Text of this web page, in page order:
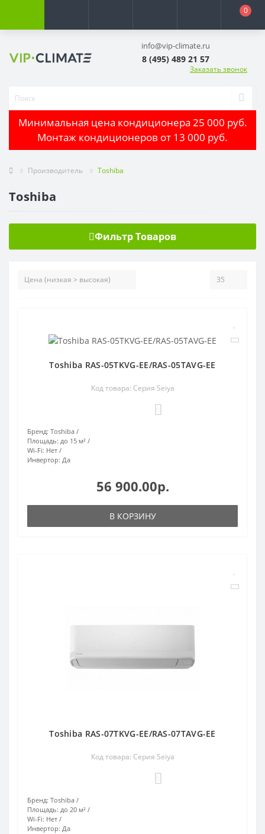
0
info@vip-climate.ru
8 (495) 489 21 57
Заказать звонок
Минимальная цена кондиционера 25 000 руб.
Монтаж кондиционеров от 13 000 руб.
Производитель Toshiba
Toshiba
Фильтр Товаров
Toshiba RAS-05TKVG-EE/RAS-05TAVG-EE
Код товара: Серия Seiya
Бренд: Toshiba
Площадь: до 15 м²
Wi-Fi: Нет
Инвертор: Да
56 900.00р.
В КОРЗИНУ
Toshiba RAS-07TKVG-EE/RAS-07TAVG-EE
Код товара: Серия Seiya
Бренд: Toshiba
Площадь: до 20 м²
Wi-Fi: Нет
Инвертор: Да